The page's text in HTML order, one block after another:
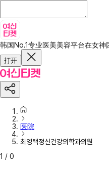
韩国No.1专业医美美容平台在女神
打开
医院
최영택정신건강의학과의원
1 / 0